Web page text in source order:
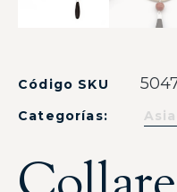
Código SKU
Categorías: Asia